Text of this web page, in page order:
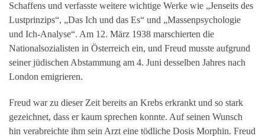
Schaffens und verfasste weitere wichtige Werke wie „Jenseits des
Lustprinzips“, „Das Ich und das Es“ und „Massenpsychologie
und Ich-Analyse“. Am 12. März 1938 marschierten die
Nationalsozialisten in Österreich ein, und Freud musste aufgrund
seiner jüdischen Abstammung am 4. Juni desselben Jahres nach
London emigrieren.
Freud war zu dieser Zeit bereits an Krebs erkrankt und so stark
gezeichnet, dass er kaum sprechen konnte. Auf seinen Wunsch
hin verabreichte ihm sein Arzt eine tödliche Dosis Morphin. Freud